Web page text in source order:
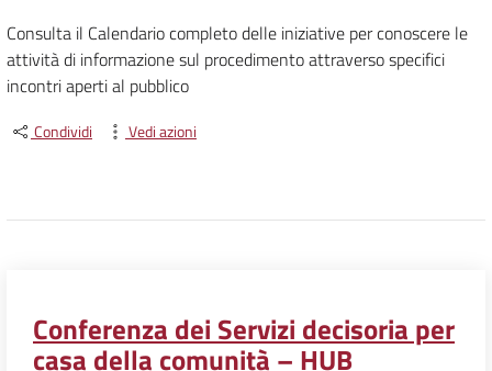
Consulta il Calendario completo delle iniziative per conoscere le
attività di informazione sul procedimento attraverso specifici
incontri aperti al pubblico
Condividi Vedi azioni
Conferenza dei Servizi decisoria per
casa della comunità – HUB